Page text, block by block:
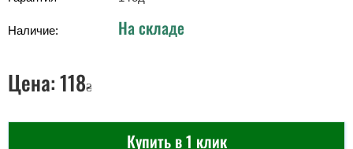
Наличие: На складе
Цена:118₴
Купить в 1 клик